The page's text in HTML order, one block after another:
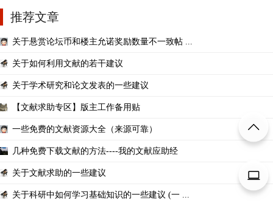
推荐文章
关于悬赏论坛币和楼主允诺奖励数量不一致帖 ...
关于如何利用文献的若干建议
关于学术研究和论文发表的一些建议
【文献求助专区】版主工作备用贴
一些免费的文献资源大全（来源可靠）
几种免费下载文献的方法----我的文献应助经
关于文献求助的一些建议
关于科研中如何学习基础知识的一些建议 (一 ...